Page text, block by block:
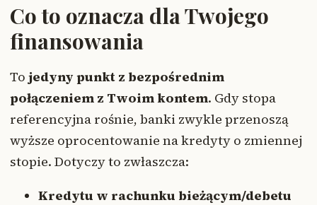
Co to oznacza dla Twojego
finansowania
To jedyny punkt z bezpośrednim
połączeniem z Twoim kontem. Gdy stopa
referencyjna rośnie, banki zwykle przenoszą
wyższe oprocentowanie na kredyty o zmiennej
stopie. Dotyczy to zwłaszcza:
Kredytu w rachunku bieżącym/debetu